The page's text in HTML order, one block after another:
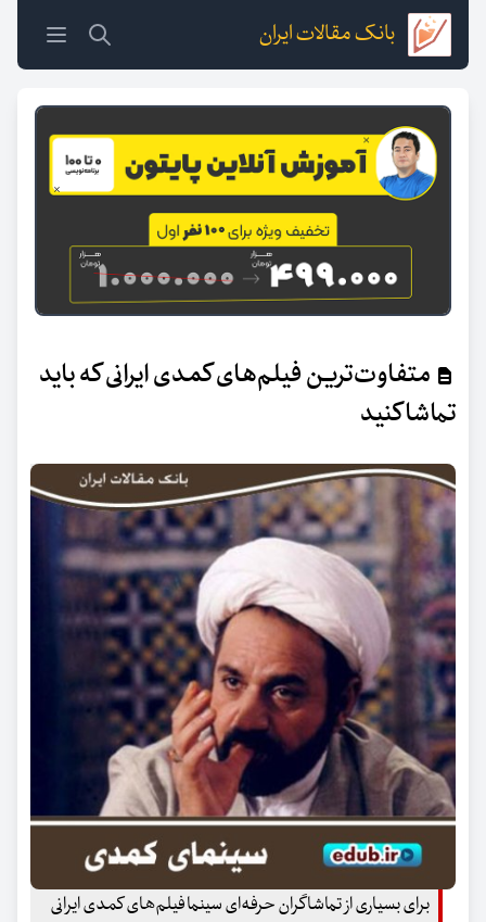
بانک مقالات ایران
متفاوت‌ترین فیلم‌های کمدی ایرانی که باید
تماشا کنید
برای بسیاری از تماشاگران حرفه‌ای سینما فیلم‌های کمدی ایرانی